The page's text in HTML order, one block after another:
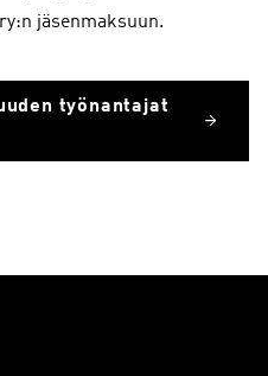
jäsenmaksuun.
työnantajat